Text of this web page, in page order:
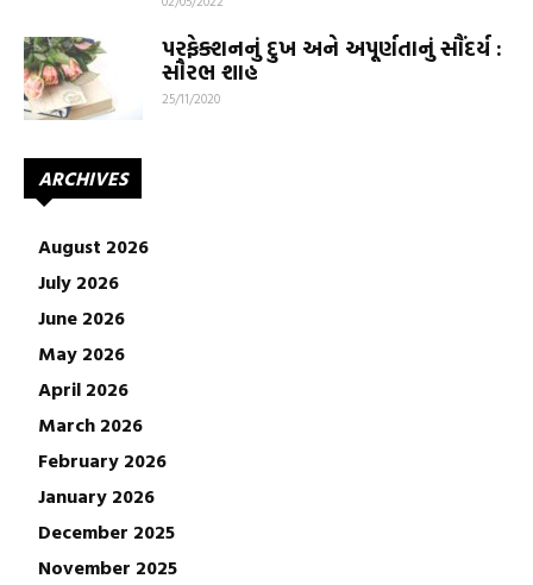
પરફેક્શનનું દુખ અને અપૂર્ણતાનું સૌંદર્ય :
સૌરભ શાહ
25/11/2020
ARCHIVES
August 2026
July 2026
June 2026
May 2026
April 2026
March 2026
February 2026
January 2026
December 2025
November 2025